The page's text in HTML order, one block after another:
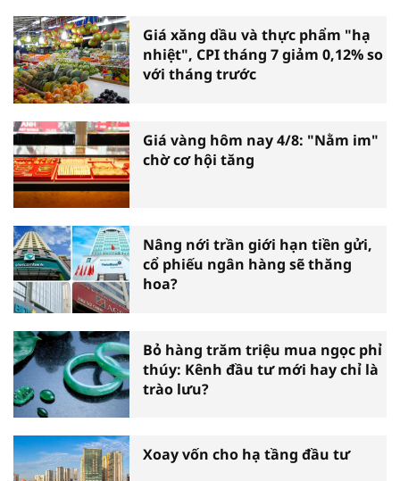
Giá xăng dầu và thực phẩm "hạ
nhiệt", CPI tháng 7 giảm 0,12% so
với tháng trước
Giá vàng hôm nay 4/8: "Nằm im"
chờ cơ hội tăng
Nâng nới trần giới hạn tiền gửi,
cổ phiếu ngân hàng sẽ thăng
hoa?
Bỏ hàng trăm triệu mua ngọc phỉ
thúy: Kênh đầu tư mới hay chỉ là
trào lưu?
Xoay vốn cho hạ tầng đầu tư